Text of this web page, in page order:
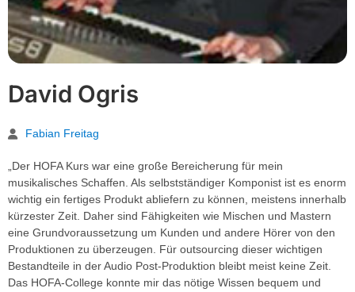
David Ogris
Fabian Freitag
„Der HOFA Kurs war eine große Bereicherung für mein
musikalisches Schaffen. Als selbst­ständiger Komponist ist es enorm
wichtig ein fertiges Produkt abliefern zu können, meistens innerhalb
kürzester Zeit. Daher sind Fähigkeiten wie Mischen und Mastern
eine Grundvoraussetzung um Kunden und andere Hörer von den
Produktionen zu überzeugen. Für outsourcing dieser wichtigen
Bestandteile in der Audio Post-Produktion bleibt meist keine Zeit.
Das HOFA-College konnte mir das nötige Wissen bequem und